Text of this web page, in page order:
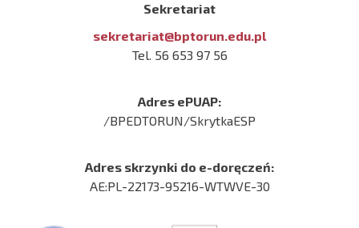
Sekretariat
sekretariat@bptorun.edu.pl
Tel. 56 653 97 56
Adres ePUAP:
/BPEDTORUN/SkrytkaESP
Adres skrzynki do e-doręczeń:
AE:PL-22173-95216-WTWVE-30